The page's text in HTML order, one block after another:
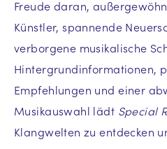
Freude daran,
Künstler, spannende
verborgene musikalische
Hintergrundinformationen,
Empfehlungen und einer
Musikauswahl lädt Special
Klangwelten zu entdecken